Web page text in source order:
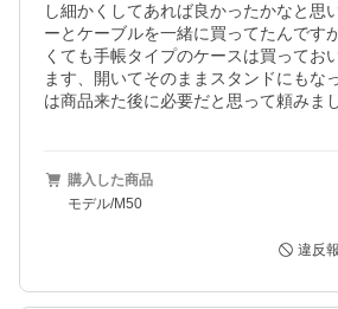
し細かくしてあれば良かったかなと思
ーとケーブルを一緒に買ってたんです
くても手帳タイプのケースは買ってお
ます、開いてそのままスタンドにもな
は商品来た後に必要だと思って頼みま
購入した商品
モデル/M50
違反